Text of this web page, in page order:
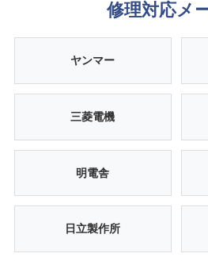
修理対応メ
ヤンマー
三菱電機
明電舎
日立製作所